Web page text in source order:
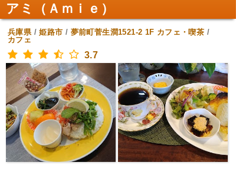
アミ（Ａｍｉｅ）
兵庫県/姫路市 / 夢前町菅生澗1521-2 1F カフェ・喫茶 /
カフェ
3.7